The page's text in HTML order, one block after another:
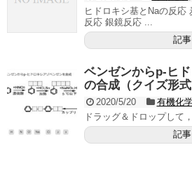
ヒドロキシ基とNaの反応
反応 銀鏡反応 ...
記
ベンゼンからp-ヒ
の合成（クイズ形式
2020/5/20 有機化
ドラッグ＆ドロップして
記